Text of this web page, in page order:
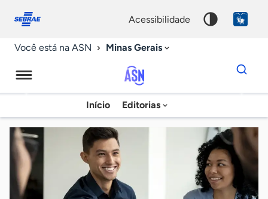
conosco
acessibilidade
Você está na ASN Minas Gerais
Agência
Sebrae
Início Editorias
Dados
para
chave